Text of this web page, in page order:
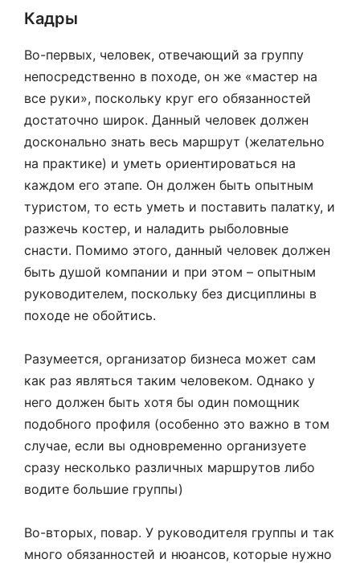
Кадры
Во-первых, человек, отвечающий за группу
непосредственно в походе, он же «мастер на
все руки», поскольку круг его обязанностей
достаточно широк. Данный человек должен
досконально знать весь маршрут (желательно
на практике) и уметь ориентироваться на
каждом его этапе. Он должен быть опытным
туристом, то есть уметь и поставить палатку, и
разжечь костер, и наладить рыболовные
снасти. Помимо этого, данный человек должен
быть душой компании и при этом – опытным
руководителем, поскольку без дисциплины в
походе не обойтись.
Разумеется, организатор бизнеса может сам
как раз являться таким человеком. Однако у
него должен быть хотя бы один помощник
подобного профиля (особенно это важно в том
случае, если вы одновременно организуете
сразу несколько различных маршрутов либо
водите большие группы)
Во-вторых, повар. У руководителя группы и так
много обязанностей и нюансов, которые нужно